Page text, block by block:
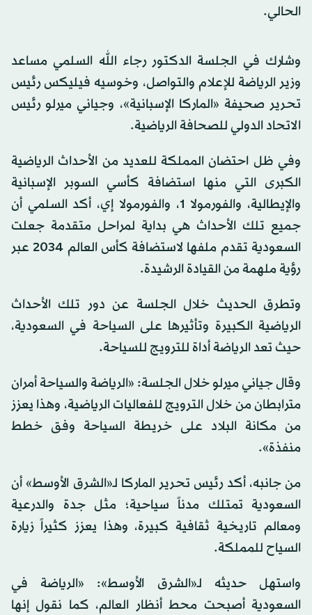
الحالي.
وشارك في الجلسة الدكتور رجاء الله السلمي مساعد
وزير الرياضة للإعلام والتواصل، وخوسيه فيليكس رئيس
تحرير صحيفة «الماركا الإسبانية»، وجياني ميرلو رئيس
الاتحاد الدولي للصحافة الرياضية.
وفي ظل احتضان المملكة للعديد من الأحداث الرياضية
الكبرى التي منها استضافة كأسي السوبر الإسبانية
والإيطالية، والفورمولا 1، والفورمولا إي، أكد السلمي أن
جميع تلك الأحداث هي بداية لمراحل متقدمة جعلت
السعودية تقدم ملفها لاستضافة كأس العالم 2034 عبر
رؤية ملهمة من القيادة الرشيدة.
وتطرق الحديث خلال الجلسة عن دور تلك الأحداث
الرياضية الكبيرة وتأثيرها على السياحة في السعودية،
حيث تعد الرياضة أداة للترويج للسياحة.
وقال جياني ميرلو خلال الجلسة: «الرياضة والسياحة أمران
مترابطان من خلال الترويج للفعاليات الرياضية، وهذا يعزز
من مكانة البلاد على خريطة السياحة وفق خطط
منفذة».
من جانبه، أكد رئيس تحرير الماركا لـ«الشرق الأوسط» أن
السعودية تمتلك مدناً سياحية؛ مثل جدة والدرعية
ومعالم تاريخية ثقافية كبيرة، وهذا يعزز كثيراً زيارة
السياح للمملكة.
واستهل حديثه لـ«الشرق الأوسط»: «الرياضة في
السعودية أصبحت محط أنظار العالم، كما نقول إنها